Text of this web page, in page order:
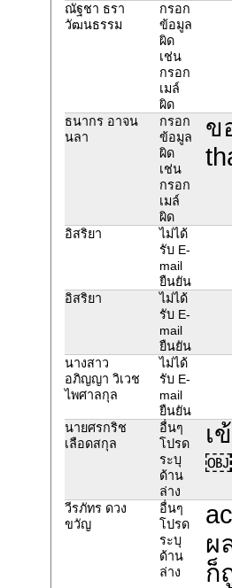
ณัฐชา ธรา
วัฒนธรรม
กรอก
ข้อมูล
ผิด
เช่น
กรอก
เมล์
ผิด
ธนากร อาจน
นลา
กรอก
ข้อมูล
ผิด
เช่น
กรอก
เมล์
ผิด
ข
อิสริยา
ไม่ได้
รับ E-
mail
ยืนยัน
อิสริยา
ไม่ได้
รับ E-
mail
ยืนยัน
นางสาว
อภิญญา วิเวช
ไพศาลกุล
ไม่ได้
รับ E-
mail
ยืนยัน
นายศรกริช
เลือดสกุล
อื่นๆ
โปรด
ระบุ
ด้าน
ล่าง
เ
วีรภัทร ดวง
ขวัญ
อื่นๆ
โปรด
ระบุ
ด้าน
ล่าง
ผ
ก็